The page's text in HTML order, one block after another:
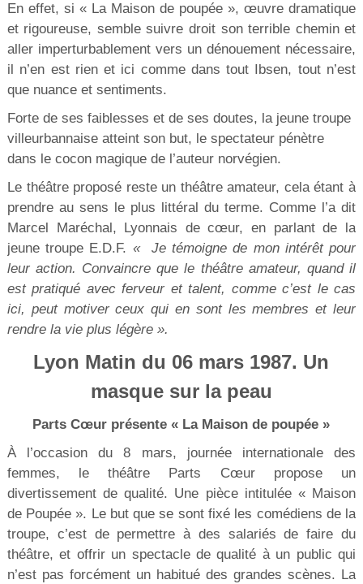
En effet, si « La Maison de poupée », œuvre dramatique
et rigoureuse, semble suivre droit son terrible chemin et
aller imperturbablement vers un dénouement nécessaire,
il n’en est rien et ici comme dans tout Ibsen, tout n’est
que nuance et sentiments.
Forte de ses faiblesses et de ses doutes, la jeune troupe
villeurbannaise atteint son but, le spectateur pénètre
dans le cocon magique de l’auteur norvégien.
Le théâtre proposé reste un théâtre amateur, cela étant à
prendre au sens le plus littéral du terme. Comme l’a dit
Marcel Maréchal, Lyonnais de cœur, en parlant de la
jeune troupe E.D.F. « Je témoigne de mon intérêt pour
leur action. Convaincre que le théâtre amateur, quand il
est pratiqué avec ferveur et talent, comme c’est le cas
ici, peut motiver ceux qui en sont les membres et leur
rendre la vie plus légère ».
Lyon Matin du 06 mars 1987. Un
masque sur la peau
Parts Cœur présente « La Maison de poupée »
À l’occasion du 8 mars, journée internationale des
femmes, le théâtre Parts Cœur propose un
divertissement de qualité. Une pièce intitulée « Maison
de Poupée ». Le but que se sont fixé les comédiens de la
troupe, c’est de permettre à des salariés de faire du
théâtre, et offrir un spectacle de qualité à un public qui
n’est pas forcément un habitué des grandes scènes. La